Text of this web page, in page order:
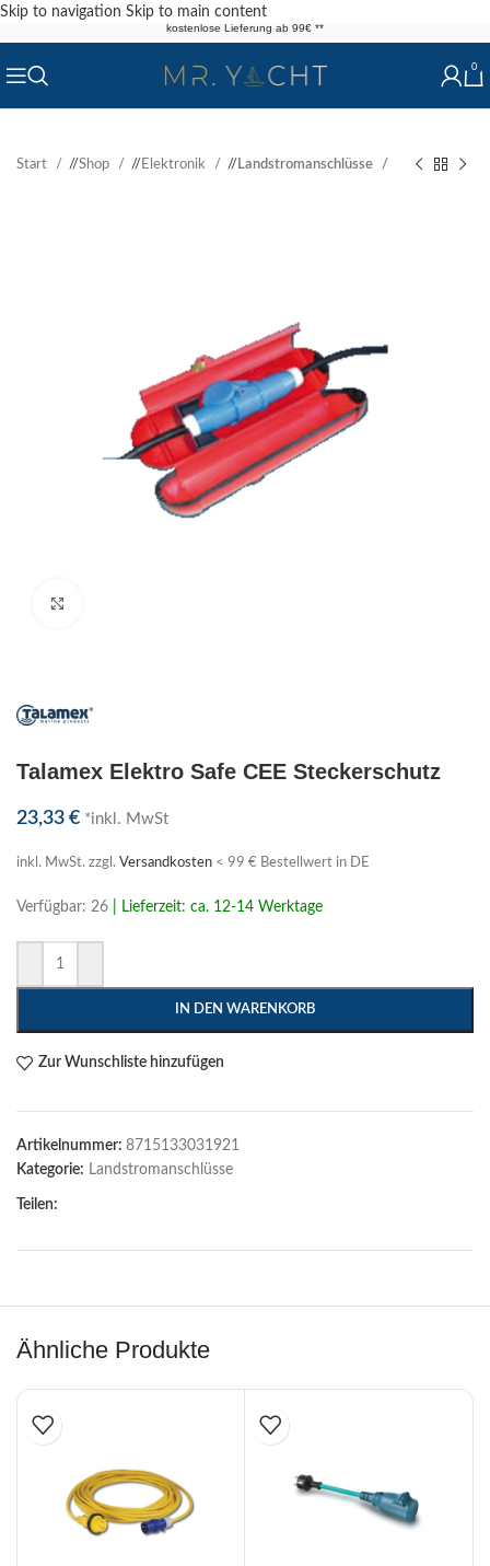
Skip to navigation Skip to main content
kostenlose Lieferung ab 99€ **
0
Start / Shop / Elektronik / Landstromanschlüsse
Talamex Elektro Safe CEE Steckerschutz
23,33 € *inkl. MwSt
inkl. MwSt. zzgl. Versandkosten < 99 € Bestellwert in DE
Verfügbar: 26 | Lieferzeit: ca. 12-14 Werktage
IN DEN WARENKORB
Zur Wunschliste hinzufügen
Artikelnummer: 8715133031921
Kategorie: Landstromanschlüsse
Teilen:
Ähnliche Produkte